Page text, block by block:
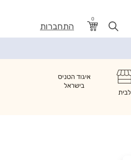
0
התחברות
לבית
איגוד הטניס
בישראל